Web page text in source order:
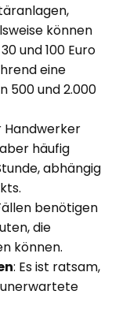
können
und 100 Euro
eine
500 und 2.000
Handwerker
häufig
abhängig
benötigen
die
können.
: Es ist ratsam,
unerwartete